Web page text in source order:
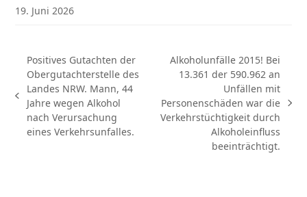
19. Juni 2026
vorheriger
Beitrag:
Positives Gutachten der
Obergutachterstelle des
Landes NRW. Mann, 44
Jahre wegen Alkohol
nach Verursachung
eines Verkehrsunfalles.
Nächster
Beitrag:
Alkoholunfälle 2015! Bei
13.361 der 590.962 an
Unfällen mit
Personenschäden war die
Verkehrstüchtigkeit durch
Alkoholeinfluss
beeinträchtigt.